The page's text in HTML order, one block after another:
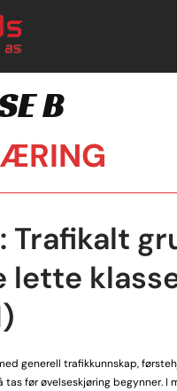
B
Trafikalt
lette
generell trafikkunnskap,
tas før øvelseskjøring begynner. I